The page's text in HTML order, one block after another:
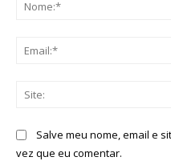
Salve meu nome, email e
vez que eu comentar.